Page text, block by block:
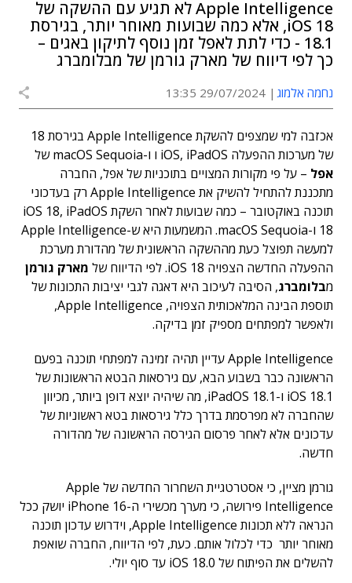
Apple Intelligence לא תגיע עם ההשקה של
iOS 18, אלא כמה שבועות מאוחר יותר, בגירסת
18.1 - כדי לתת לאפל זמן נוסף לתיקון באגים –
כך לפי דיווח של מארק גורמן של מבלומברג
נחמה אלמוג 29/07/2024 13:35
אכזבה למי שמצפים להשקת Apple Intelligence בגירסת 18
של מערכות ההפעלה iOS, iPadOS ו ו-macOS Sequoia של
אפל – על פי מקורות המצויים בתוכניות של אפל, החברה
מתכננת להתחיל להשיק את Apple Intelligence רק בעדכוני
תוכנה באוקטובר – כמה שבועות לאחר השקת iOS 18, iPadOS
18 ו-macOS Sequoia. המשמעות היא ש-Apple Intelligence
למעשה תפוצל כעת מההשקה הראשונית של מהדורת מערכת
ההפעלה החדשה הצפויה iOS 18. לפי הדיווח של
מארק גורמן
מבלומברג, הסיבה לעיכוב היא דאגה לגבי יציבות התכונות של
תוספת הבינה המלאכותית הצפויה, Apple Intelligence,
ולאפשר למפתחים מספיק זמן בדיקה.
Apple Intelligence עדיין תהיה זמינה למפתחי תוכנה בפעם
הראשונה כבר בשבוע הבא, עם גירסאות הבטא הראשונות של
iOS 18.1 ו-iPadOS 18.1, מה שיהיה יוצא דופן ביותר, מכיוון
שהחברה לא מפרסמת בדרך כלל גירסאות בטא ראשוניות של
עדכונים אלא לאחר פרסום הגירסה הראשונה של מהדורה
חדשה.
גורמן מציין, כי אסטרטגיית השחרור החדשה של Apple
Intelligence פירושה, כי מערך מכשירי ה-iPhone 16 יושק ככל
הנראה ללא תכונות Apple Intelligence, וידרוש עדכון תוכנה
מאוחר יותר כדי לכלול אותם. כעת, לפי הדיווח, החברה שואפת
להשלים את הפיתוח של iOS 18.0 עד סוף יולי.